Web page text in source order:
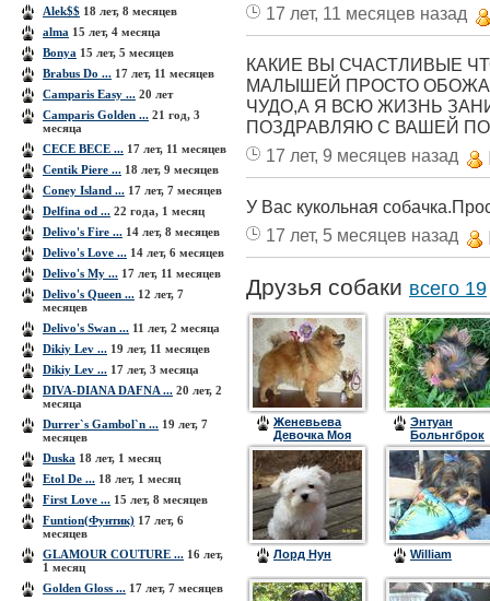
Alek$$ 18 лет, 8 месяцев
alma 15 лет, 4 месяца
Bonya 15 лет, 5 месяцев
Brabus Do ... 17 лет, 11 месяцев
Camparis Easy ... 20 лет
Camparis Golden ... 21 год, 3
месяца
CECE BECE ... 17 лет, 11 месяцев
Centik Piere ... 18 лет, 9 месяцев
Coney Island ... 17 лет, 7 месяцев
Delfina od ... 22 года, 1 месяц
Delivo's Fire ... 14 лет, 8 месяцев
Delivo's Love ... 14 лет, 6 месяцев
Delivo's My ... 17 лет, 11 месяцев
Delivo's Queen ... 12 лет, 7
месяцев
Delivo's Swan ... 11 лет, 2 месяца
Dikiy Lev ... 19 лет, 11 месяцев
Dikiy Lev ... 17 лет, 3 месяца
DIVA-DIANA DAFNA ... 20 лет, 2
месяца
Durrer`s Gambol`n ... 19 лет, 7
месяцев
Duska 18 лет, 1 месяц
Etol De ... 18 лет, 1 месяц
First Love ... 15 лет, 8 месяцев
Funtion(Фунтик) 17 лет, 6
месяцев
GLAMOUR COUTURE ... 16 лет,
1 месяц
Golden Gloss ... 17 лет, 7 месяцев
17 лет, 11 месяцев назад
КАКИЕ ВЫ СЧАСТЛИВЫЕ
МАЛЫШЕЙ ПРОСТО
ЧУДО,А Я ВСЮ ЖИЗНЬ
ПОЗДРАВЛЯЮ С ВАШЕЙ
17 лет, 9 месяцев назад
У Вас кукольная
17 лет, 5 месяцев назад
Друзья собаки всего 19
Женевьева
Девочка Моя
Энтуан
Больнгброк
Лорд Нун William